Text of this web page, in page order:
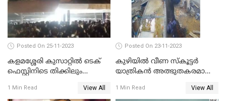
Posted On 25-11-2023
കളമശ്ശേരി കുസാറ്റില്‍ ടെക്
ഫെസ്റ്റിനിടെ തിക്കിലും
1 Min Read View All
Posted On 23-11-2023
കുഴിയിൽ വീണ സ്കൂട്ടർ
യാത്രികൻ അത്ഭുതകരമായി
1 Min Read View All